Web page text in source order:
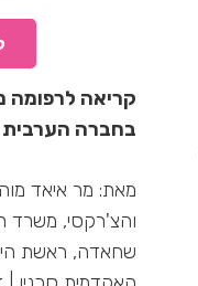
קריאה לרפומה
בחברה הערבית
מאת: מר איאד
והצ'רקסי, משרד
שחאדה, ראשת